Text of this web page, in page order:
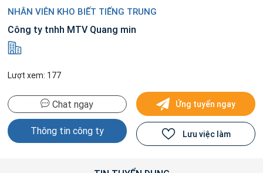
NHÂN VIÊN KHO BIẾT TIẾNG TRUNG
Công ty tnhh MTV Quang min
Lượt xem: 177
Chat ngay
Thông tin công ty
Ứng tuyển ngay
Lưu việc làm